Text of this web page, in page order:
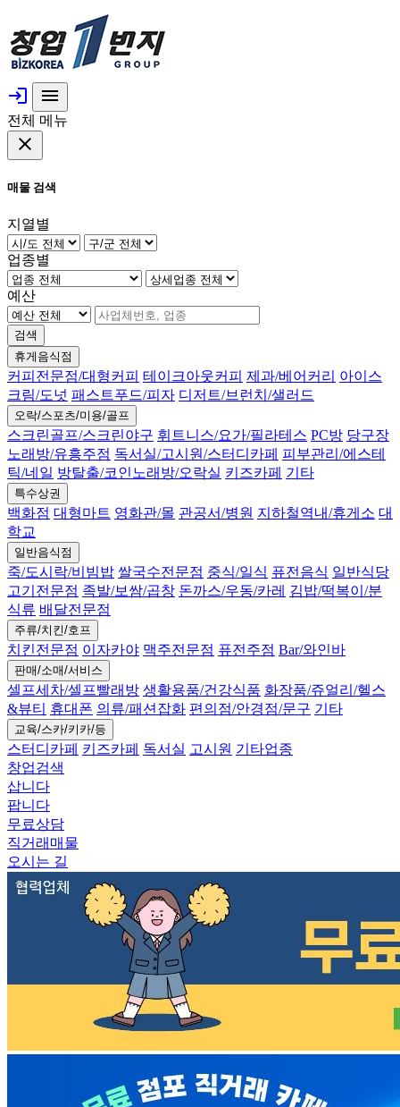
login menu
전체 메뉴
close
매물 검색
지열별
업종별
예산
검색
휴게음식점
커피전문점/대형커피 테이크아웃커피 제과/베어커리 아이스
크림/도넛 패스트푸드/피자 디저트/브런치/샐러드
오락/스포츠/미용/골프
스크린골프/스크린야구 휘트니스/요가/필라테스 PC방 당구장
노래방/유흥주점 독서실/고시원/스터디카페 피부관리/에스테
틱/네일 방탈출/코인노래방/오락실 키즈카페 기타
특수상권
백화점 대형마트 영화관/몰 관공서/병원 지하철역내/휴게소 대
학교
일반음식점
죽/도시락/비빔밥 쌀국수전문점 중식/일식 퓨전음식 일반식당
고기전문점 족발/보쌈/곱창 돈까스/우동/카레 김밥/떡복이/분
식류 배달전문점
주류/치킨/호프
치킨전문점 이자카야 맥주전문점 퓨전주점 Bar/와인바
판매/소매/서비스
셀프세차/셀프빨래방 생활용품/건강식품 화장품/쥬얼리/헬스
&뷰티 휴대폰 의류/패션잡화 편의점/안경점/문구 기타
교육/스카/키카/등
스터디카페 키즈카페 독서실 고시원 기타업종
창업검색
삽니다
팝니다
무료상담
직거래매물
오시는 길